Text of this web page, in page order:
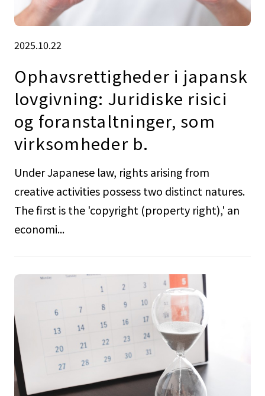
2025.10.22
Ophavsrettigheder i japansk
lovgivning: Juridiske risici
og foranstaltninger, som
virksomheder b.
Under Japanese law, rights arising from
creative activities possess two distinct natures.
The first is the 'copyright (property right),' an
economi...